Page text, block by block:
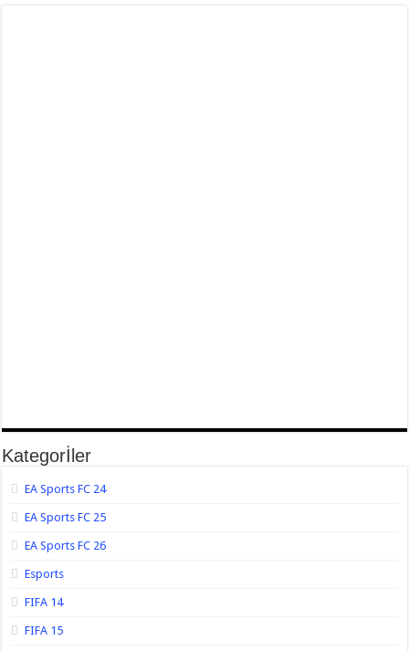
Kategorİler
EA Sports FC 24
EA Sports FC 25
EA Sports FC 26
Esports
FIFA 14
FIFA 15